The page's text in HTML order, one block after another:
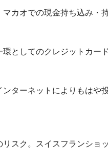
マカオでの現金持ち込み・
環としてのクレジットカー
ンターネットによりもはや
リスク。スイスフランショ